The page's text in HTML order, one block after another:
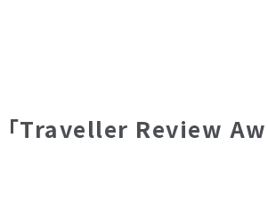
Traveller Review